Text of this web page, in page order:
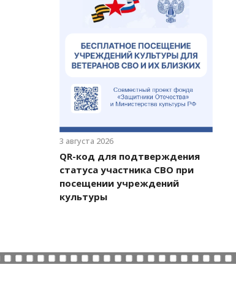
3 августа 2026
QR-код для подтверждения
статуса участника СВО при
посещении учреждений
культуры